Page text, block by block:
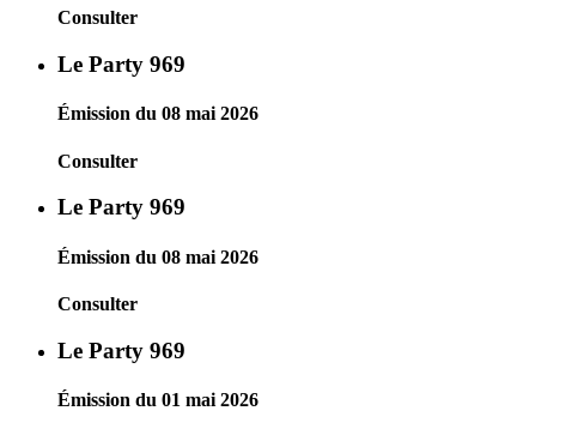
Consulter
Le Party 969
Émission du 08 mai 2026
Consulter
Le Party 969
Émission du 08 mai 2026
Consulter
Le Party 969
Émission du 01 mai 2026